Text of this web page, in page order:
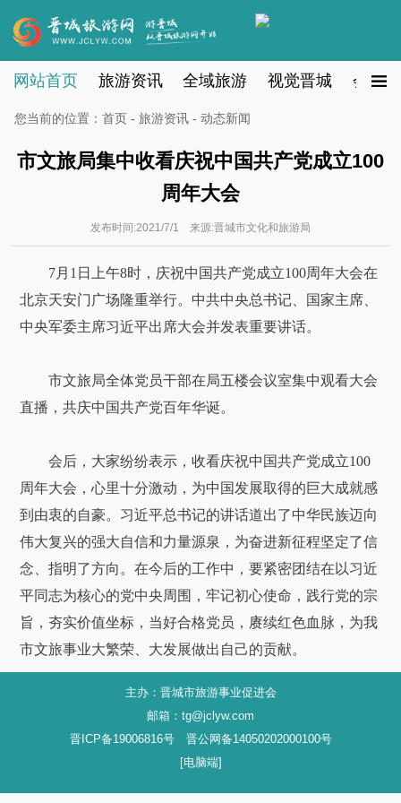
网站首页 旅游资讯 全域旅游 视觉晋城 会员
您当前的位置： 首页 - 旅游资讯 - 动态新闻
市文旅局集中收看庆祝中国共产党成立100
周年大会
发布时间:2021/7/1 来源:晋城市文化和旅游局
7月1日上午8时，庆祝中国共产党成立100周年大会在
北京天安门广场隆重举行。中共中央总书记、国家主席、
中央军委主席习近平出席大会并发表重要讲话。
市文旅局全体党员干部在局五楼会议室集中观看大会
直播，共庆中国共产党百年华诞。
会后，大家纷纷表示，收看庆祝中国共产党成立100
周年大会，心里十分激动，为中国发展取得的巨大成就感
到由衷的自豪。习近平总书记的讲话道出了中华民族迈向
伟大复兴的强大自信和力量源泉，为奋进新征程坚定了信
念、指明了方向。在今后的工作中，要紧密团结在以习近
平同志为核心的党中央周围，牢记初心使命，践行党的宗
旨，夯实价值坐标，当好合格党员，赓续红色血脉，为我
市文旅事业大繁荣、大发展做出自己的贡献。
主办：晋城市旅游事业促进会
邮箱：tg@jclyw.com
晋ICP备19006816号 晋公网备14050202000100号
[电脑端]